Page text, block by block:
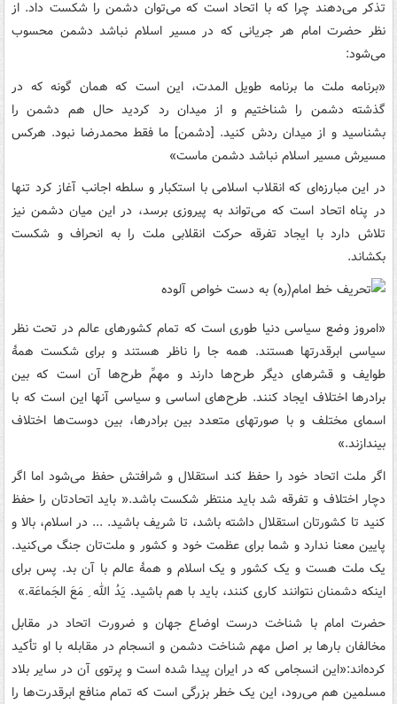
تذکر می‌دهند چرا که با اتحاد است که می‌توان دشمن را شکست داد. از
نظر حضرت امام هر جریانی که در مسیر اسلام نباشد دشمن محسوب
می‌شود:
«برنامه ملت ما برنامه طویل المدت، این است که همان گونه که در
گذشته دشمن را شناختیم و از میدان رد کردید حال هم دشمن را
بشناسید و از میدان ردش کنید. [دشمن] ما فقط محمدرضا نبود. هرکس
مسیرش مسیر اسلام نباشد دشمن ماست»
در این مبارزه‌ای که انقلاب اسلامی با استکبار و سلطه اجانب آغاز کرد تنها
در پناه اتحاد است که می‌تواند به پیروزی برسد، در این میان دشمن نیز
تلاش دارد با ایجاد تفرقه حرکت انقلابی ملت را به انحراف و شکست
بکشاند.
«امروز وضع سیاسی‏‎ ‎‏دنیا طوری است که تمام کشورهای عالم در تحت نظر
سیاسی ابرقدرتها هستند. همه جا‏‎ ‎‏را ناظر هستند و برای شکست همۀ
طوایف و قشرهای دیگر طرح‌ها دارند و مهمِّ طرح‌ها‏‎ ‎‏آن است که بین
برادرها اختلاف ایجاد کنند. طرح‌های اساسی و سیاسی آنها این است که‏‎ ‎‏با
اسمای مختلف و با صورتهای متعدد بین برادرها، بین دوست‌ها اختلاف
بیندازند.‏»
اگر ملت اتحاد خود را حفظ کند استقلال و شرافتش حفظ می‌شود اما اگر
دچار اختلاف و تفرقه شد باید منتظر شکست باشد.« باید اتحادتان را حفظ
کنید تا کشورتان استقلال داشته باشد، تا شریف باشید. ... در اسلام، بالا و
پایین معنا ندارد و شما برای عظمت خود و کشور و ملت‌تان‏‎ ‎‏جنگ می‌کنید.
یک ملت هست و یک کشور و یک اسلام و همۀ عالم با آن بد.‏‎ ‎‏پس برای
اینکه دشمنان نتوانند کاری کنند، باید با هم باشید. ‏‏یَدُ الله ِ مَعَ الجَماعَة.‏‎‏»
حضرت امام با شناخت درست اوضاع جهان و ضرورت اتحاد در مقابل
مخالفان بارها بر اصل مهم شناخت دشمن و انسجام در مقابله با او تأکید
کرده‌اند:«این انسجامی که در ایران پیدا‏‎ ‎‏شده است و پرتوی آن در سایر بلاد
مسلمین هم می‌رود، این یک خطر بزرگی است‏‎ ‎‏که تمام منافع ابرقدرت‌ها را